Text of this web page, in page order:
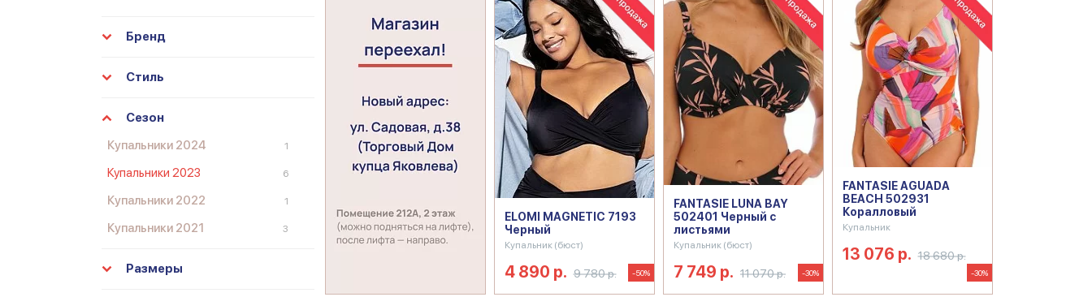
Бренд
Стиль
Сезон
Купальники 2024
1
Купальники 2023 6
Купальники 2022 1
Купальники 2021 3
Размеры
ELOMI MAGNETIC 7193
Черный
Купальник (бюст)
4 890 р. 9 780 р. -50%
FANTASIE LUNA BAY
502401 Черный с
листьями
Купальник (бюст)
7 749 р. 11 070 р. -30%
FANTASIE AGUADA
BEACH 502931
Коралловый
Купальник
13 076 р. 18 680 р.
-30%